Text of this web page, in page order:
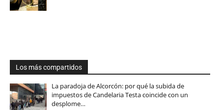
Los más compartidos
La paradoja de Alcorcón: por qué la subida de
impuestos de Candelaria Testa coincide con un
desplome…